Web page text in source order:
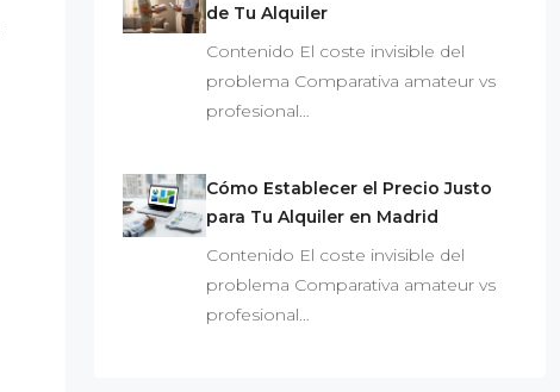
de Tu Alquiler
Contenido El coste invisible del
problema Comparativa amateur vs
profesional…
Cómo Establecer el Precio Justo
para Tu Alquiler en Madrid
Contenido El coste invisible del
problema Comparativa amateur vs
profesional…